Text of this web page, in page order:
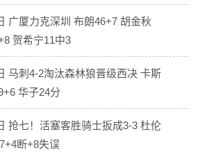
广厦力克深圳 布朗46+7 胡金秋
贺希宁11中3
马刺4-2淘汰森林狼晋级西决 卡斯
华子24分
抢七！活塞客胜骑士扳成3-3 杜伦
断+8失误